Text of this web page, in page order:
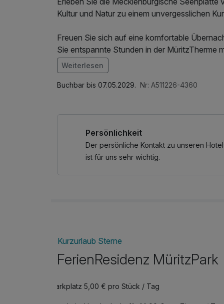
Kultur und Natur zu einem unvergesslichen
Freuen Sie sich auf eine komfortable
Sie entspannte Stunden in der MüritzTherme
Entdecken Sie außerdem das historische
geprägt von einzigartigem barockem Charme.
Ob Erholung, Genuss oder kleine
Seiten der Mecklenburgischen Seenplatte in
Im Angebot enthalten
Late Check Out
Weiterlesen
Buchbar bis 07.05.2029. Nr: A511226-4360
Persönlichkeit
Der persönliche Kontakt zu unseren
ist für uns sehr wichtig.
Kurzurlaub Sterne
FerienResidenz MüritzPark
Parkplatz 5,00 € pro Stück / Tag